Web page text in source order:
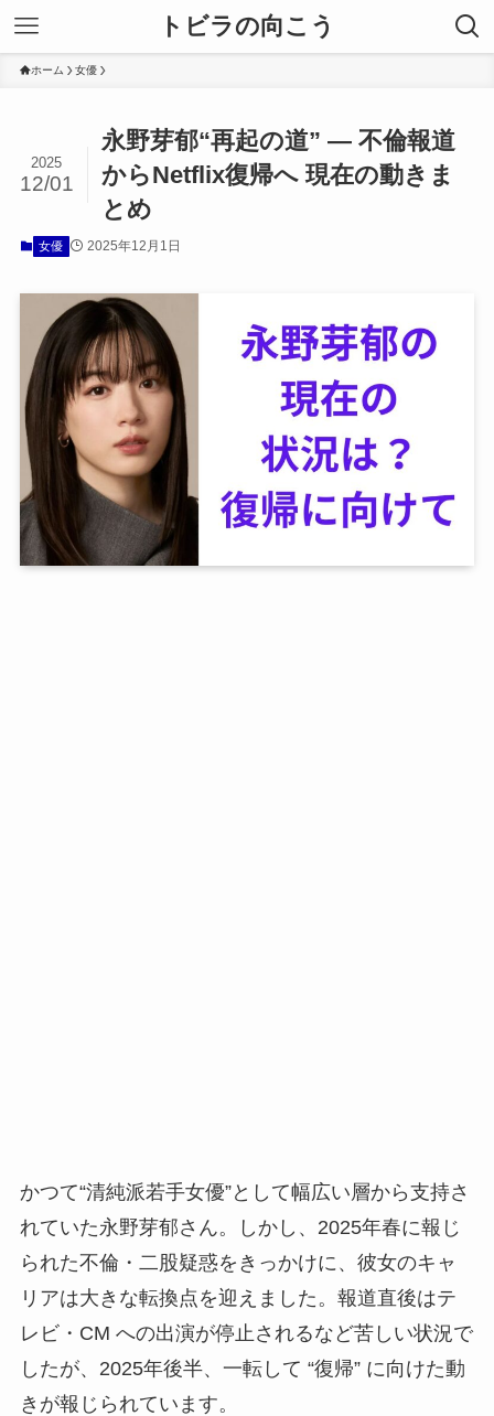
トビラの向こう
ホーム 女優
永野芽郁“再起の道” — 不倫報道
からNetflix復帰へ 現在の動きま
とめ
2025
12/01
女優 2025年12月1日
かつて“清純派若手女優”として幅広い層から支持さ
れていた永野芽郁さん。しかし、2025年春に報じ
られた不倫・二股疑惑をきっかけに、彼女のキャ
リアは大きな転換点を迎えました。報道直後はテ
レビ・CM への出演が停止されるなど苦しい状況で
したが、2025年後半、一転して “復帰” に向けた動
きが報じられています。